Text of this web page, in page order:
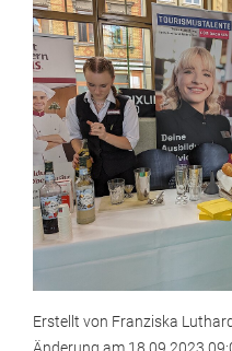
Erstellt von Franziska